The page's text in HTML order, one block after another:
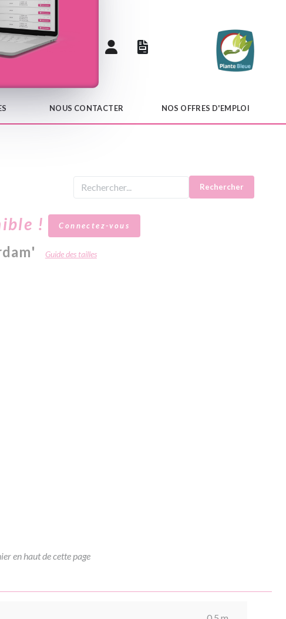
Notre catalogue
NOUS CONTACTER NOS OFFRES D'EMPLOI
Rechercher
! Connectez-vous
Guide des tailles
en haut de cette page